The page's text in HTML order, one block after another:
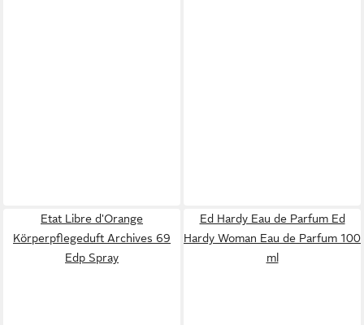
Etat Libre d'Orange
Körperpflegeduft Archives 69
Edp Spray
Ed Hardy Eau de Parfum Ed
Hardy Woman Eau de Parfum 100
ml